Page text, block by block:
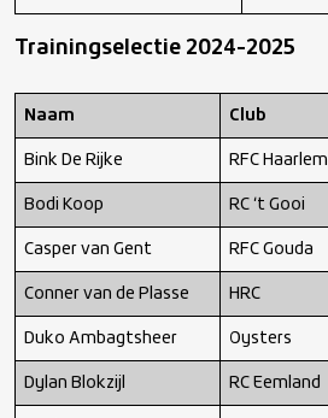
Trainingselectie 2024-2025
Naam Club
Bink De Rijke RFC Haarlem
Bodi Koop RC ‘t Gooi
Casper van Gent RFC Gouda
Conner van de Plasse HRC
Duko Ambagtsheer Oysters
Dylan Blokzijl RC Eemland